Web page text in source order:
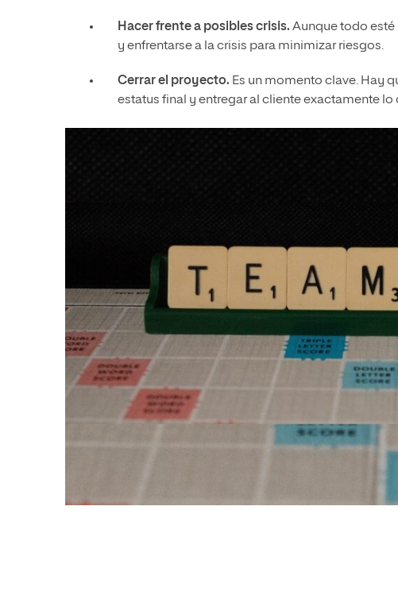
Hacer frente a posibles crisis. Aunque todo
y enfrentarse a la crisis para minimizar riesgos.
Cerrar el proyecto. Es un momento clave. Hay
estatus final y entregar al cliente exactamente lo